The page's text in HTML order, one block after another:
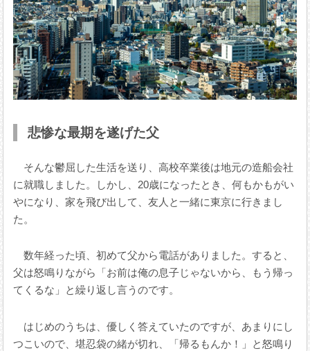
悲惨な最期を遂げた父
そんな鬱屈した生活を送り、高校卒業後は地元の造船会社
に就職しました。しかし、20歳になったとき、何もかもがい
やになり、家を飛び出して、友人と一緒に東京に行きまし
た。
数年経った頃、初めて父から電話がありました。すると、
父は怒鳴りながら「お前は俺の息子じゃないから、もう帰っ
てくるな」と繰り返し言うのです。
はじめのうちは、優しく答えていたのですが、あまりにし
つこいので、堪忍袋の緒が切れ、「帰るもんか！」と怒鳴り